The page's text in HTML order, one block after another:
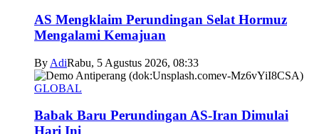
AS Mengklaim Perundingan Selat Hormuz
Mengalami Kemajuan
By AdiRabu, 5 Agustus 2026, 08:33
GLOBAL
Babak Baru Perundingan AS-Iran Dimulai